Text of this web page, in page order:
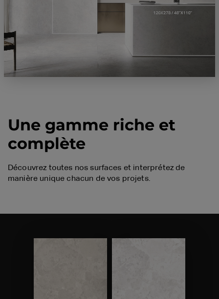
Une gamme riche et
complète
Découvrez toutes nos surfaces et interprétez de
manière unique chacun de vos projets.